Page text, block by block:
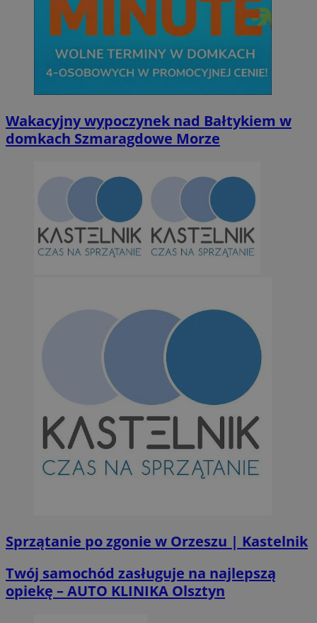
Wakacyjny wypoczynek nad Bałtykiem w
domkach Szmaragdowe Morze
Sprzątanie po zgonie w Orzeszu | Kastelnik
Twój samochód zasługuje na najlepszą
opiekę – AUTO KLINIKA Olsztyn